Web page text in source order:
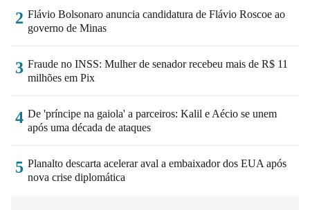
2 Flávio Bolsonaro anuncia candidatura de Flávio Roscoe ao
governo de Minas
3 Fraude no INSS: Mulher de senador recebeu mais de R$ 11
milhões em Pix
4 De 'príncipe na gaiola' a parceiros: Kalil e Aécio se unem
após uma década de ataques
5 Planalto descarta acelerar aval a embaixador dos EUA após
nova crise diplomática